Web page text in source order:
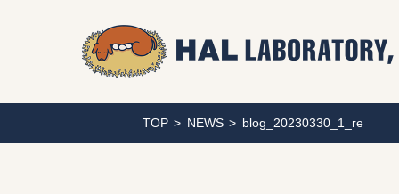
TOP NEWS blog_20230330_1_re